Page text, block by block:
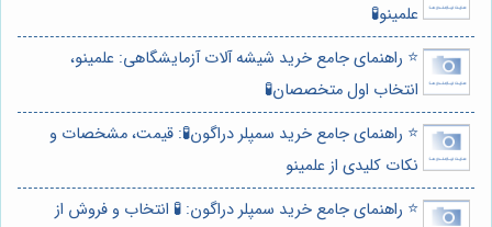
علمینو🧪
⭐️ راهنمای جامع خرید شیشه آلات آزمایشگاهی: علمینو،
انتخاب اول متخصصان🧪
⭐️ راهنمای جامع خرید سمپلر دراگون🧪: قیمت، مشخصات و
نکات کلیدی از علمینو
⭐️ راهنمای جامع خرید سمپلر دراگون: 🧪 انتخاب و فروش از